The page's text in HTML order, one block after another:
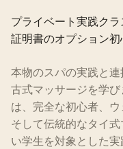
プライベート実践クラ
証明書のオプション初
本物のスパの実践と
古式マッサージを学
は、完全な初心者、ウ
そして伝統的なタイ
い学生を対象とした